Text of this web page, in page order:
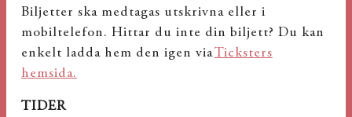
Biljetter ska medtagas utskrivna eller i
mobiltelefon. Hittar du inte din biljett? Du kan
enkelt ladda hem den igen viaTicksters
hemsida.
TIDER